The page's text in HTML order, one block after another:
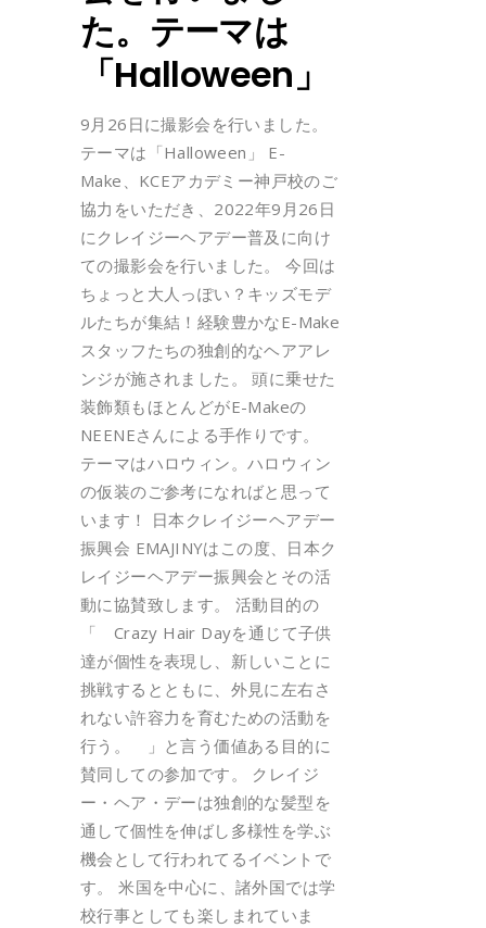
た。テーマは
「Halloween」
9月26日に撮影会を行いました。
テーマは「Halloween」 E-
Make、KCEアカデミー神戸校のご
協力をいただき、2022年9月26日
にクレイジーヘアデー普及に向け
ての撮影会を行いました。 今回は
ちょっと大人っぽい？キッズモデ
ルたちが集結！経験豊かなE-Make
スタッフたちの独創的なヘアアレ
ンジが施されました。 頭に乗せた
装飾類もほとんどがE-Makeの
NEENEさんによる手作りです。
テーマはハロウィン。ハロウィン
の仮装のご参考になればと思って
います！ 日本クレイジーヘアデー
振興会 EMAJINYはこの度、日本ク
レイジーヘアデー振興会とその活
動に協賛致します。 活動目的の
「 Crazy Hair Dayを通じて子供
達が個性を表現し、新しいことに
挑戦するとともに、外見に左右さ
れない許容力を育むための活動を
行う。 」と言う価値ある目的に
賛同しての参加です。 クレイジ
ー・ヘア・デーは独創的な髪型を
通して個性を伸ばし多様性を学ぶ
機会として行われてるイベントで
す。 米国を中心に、諸外国では学
校行事としても楽しまれていま